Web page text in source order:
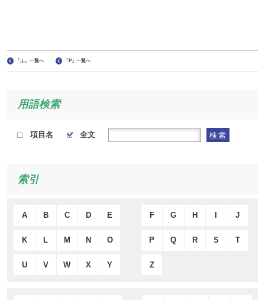
「ふ」一覧へ 「P」一覧へ
用語検索
項目名 全文 検索
索引
A B C D E F G H J
K L M N O P Q R S T
U V W X Y Z